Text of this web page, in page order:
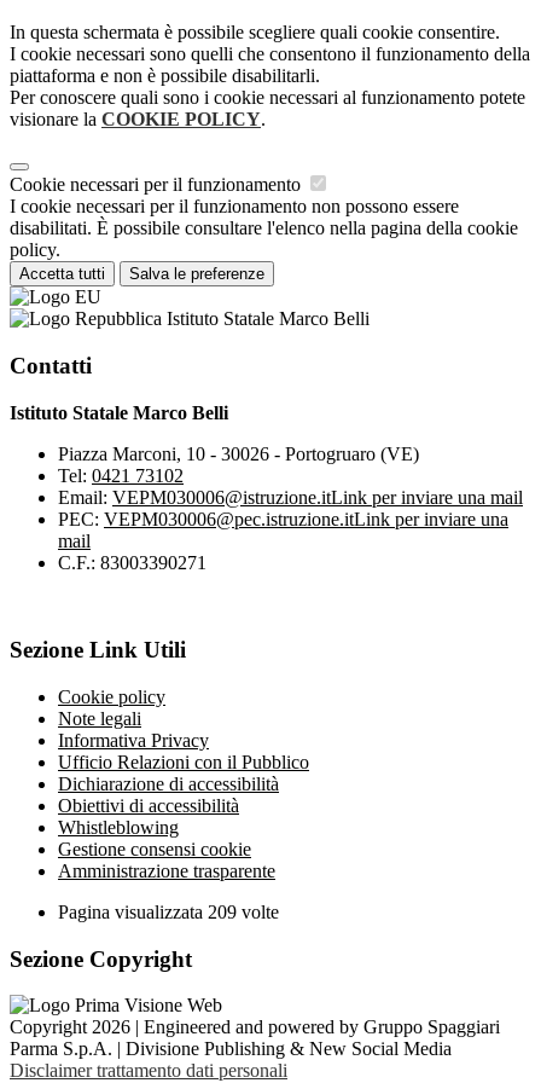
In questa schermata è possibile scegliere quali cookie consentire.
I cookie necessari sono quelli che consentono il funzionamento della
piattaforma e non è possibile disabilitarli.
Per conoscere quali sono i cookie necessari al funzionamento potete
visionare la COOKIE POLICY.
Cookie necessari per il funzionamento
I cookie necessari per il funzionamento non possono essere
disabilitati. È possibile consultare l'elenco nella pagina della cookie
policy.
Accetta tutti Salva le preferenze
Istituto Statale Marco Belli
Contatti
Istituto Statale Marco Belli
Piazza Marconi, 10 - 30026 - Portogruaro (VE)
Tel: 0421 73102
Email: VEPM030006@istruzione.itLink per inviare una mail
PEC: VEPM030006@pec.istruzione.itLink per inviare una
mail
C.F.: 83003390271
Sezione Link Utili
Cookie policy
Note legali
Informativa Privacy
Ufficio Relazioni con il Pubblico
Dichiarazione di accessibilità
Obiettivi di accessibilità
Whistleblowing
Gestione consensi cookie
Amministrazione trasparente
Pagina visualizzata 209 volte
Sezione Copyright
Copyright 2026 | Engineered and powered by Gruppo Spaggiari
Parma S.p.A. | Divisione Publishing & New Social Media
Disclaimer trattamento dati personali